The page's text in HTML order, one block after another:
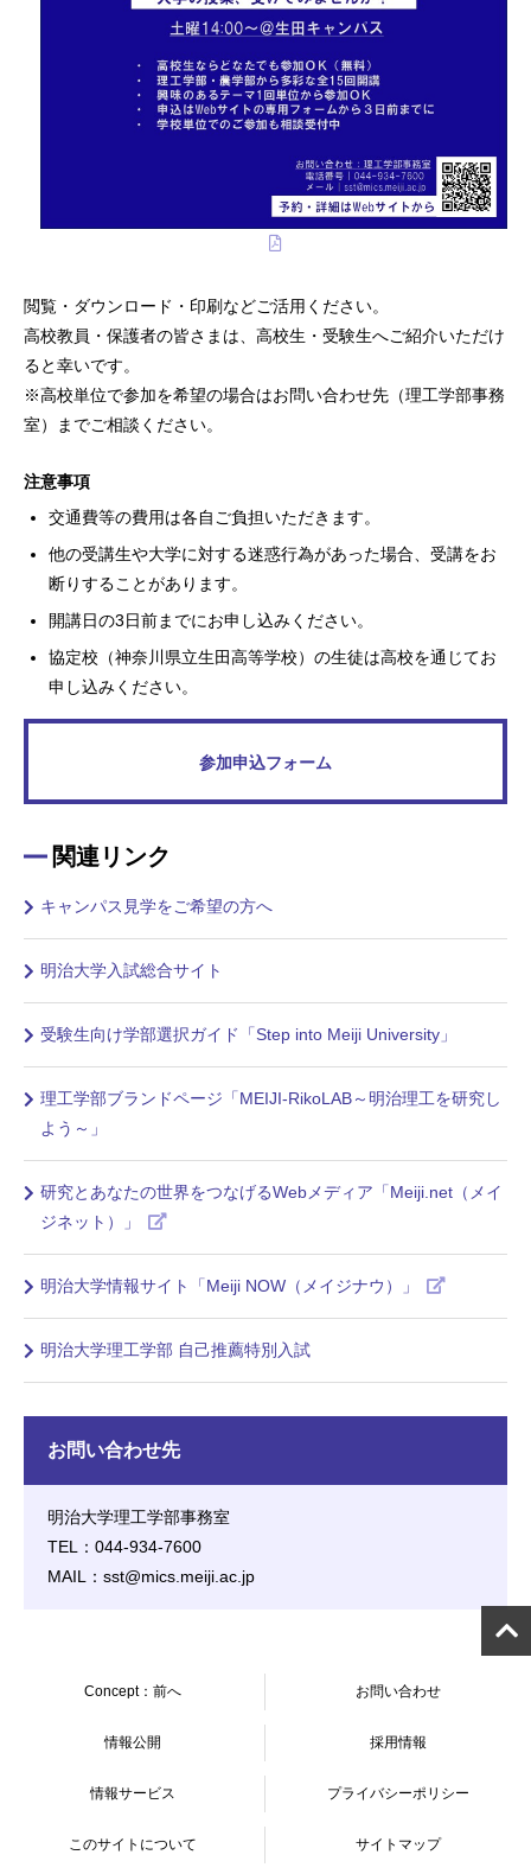
閲覧・ダウンロード・印刷などご活用ください。
高校教員・保護者の皆さまは、高校生・受験生へご紹介いただけ
ると幸いです。
※高校単位で参加を希望の場合はお問い合わせ先（理工学部事務
室）までご相談ください。
注意事項
交通費等の費用は各自ご負担いただきます。
他の受講生や大学に対する迷惑行為があった場合、受講をお
断りすることがあります。
開講日の3日前までにお申し込みください。
協定校（神奈川県立生田高等学校）の生徒は高校を通じてお
申し込みください。
参加申込フォーム
関連リンク
キャンパス見学をご希望の方へ
明治大学入試総合サイト
受験生向け学部選択ガイド「Step into Meiji University」
理工学部ブランドページ「MEIJI-RikoLAB～明治理工を研究し
よう～」
研究とあなたの世界をつなげるWebメディア「Meiji.net（メイ
ジネット）」
明治大学情報サイト「Meiji NOW（メイジナウ）」
明治大学理工学部 自己推薦特別入試
お問い合わせ先
明治大学理工学部事務室
TEL：044-934-7600
MAIL：sst@mics.meiji.ac.jp
Concept：前へ お問い合わせ
情報公開 採用情報
情報サービス プライバシーポリシー
このサイトについて サイトマップ